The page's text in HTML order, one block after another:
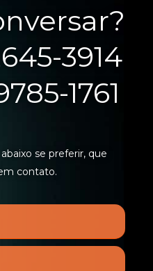
3914
1761
se preferir, que
contato.